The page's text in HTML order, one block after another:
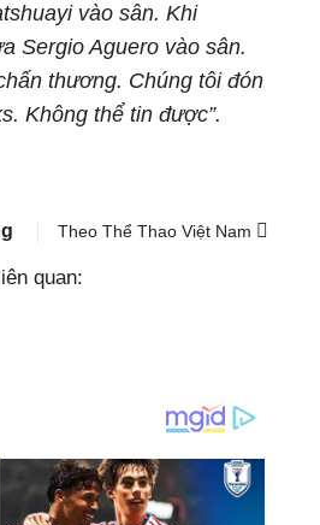
vào sân. Khi
Sergio Aguero vào sân.
thương. Chúng tôi đón
Không thể tin được”.
Theo Thể Thao Việt Nam
quan: